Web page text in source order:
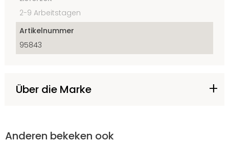
2-9 Arbeitstagen
Artikelnummer
95843
Über die Marke
Anderen bekeken ook